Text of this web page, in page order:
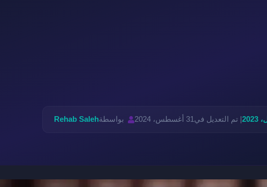
| تم التعديل في 31 أغسطس، 2024 بواسطةRehab Saleh